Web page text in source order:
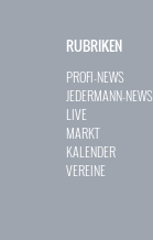
RUBRIKEN
PROFI-NEWS
JEDERMANN-NEWS
LIVE
MARKT
KALENDER
VEREINE